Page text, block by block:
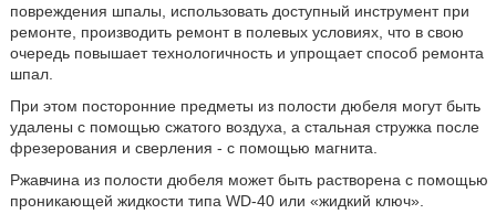
повреждения шпалы, использовать доступный инструмент при
ремонте, производить ремонт в полевых условиях, что в свою
очередь повышает технологичность и упрощает способ ремонта
шпал.
При этом посторонние предметы из полости дюбеля могут быть
удалены с помощью сжатого воздуха, а стальная стружка после
фрезерования и сверления - с помощью магнита.
Ржавчина из полости дюбеля может быть растворена с помощью
проникающей жидкости типа WD-40 или «жидкий ключ».